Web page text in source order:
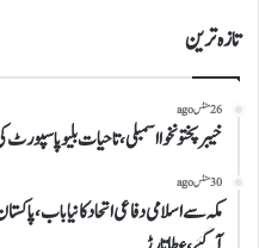
تازہ ترین
26 منٹس ago
خیبرپختونخوا اسمبلی،تاحیات
30 منٹس ago
مکہ سے اسلامی دفاعی اتحاد کانیا